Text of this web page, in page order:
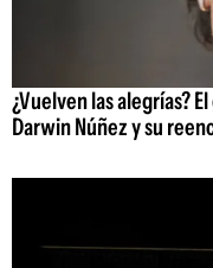
¿Vuelven las alegrías?
Darwin Núñez y su